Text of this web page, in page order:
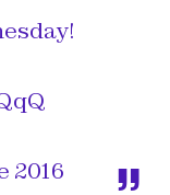
2016